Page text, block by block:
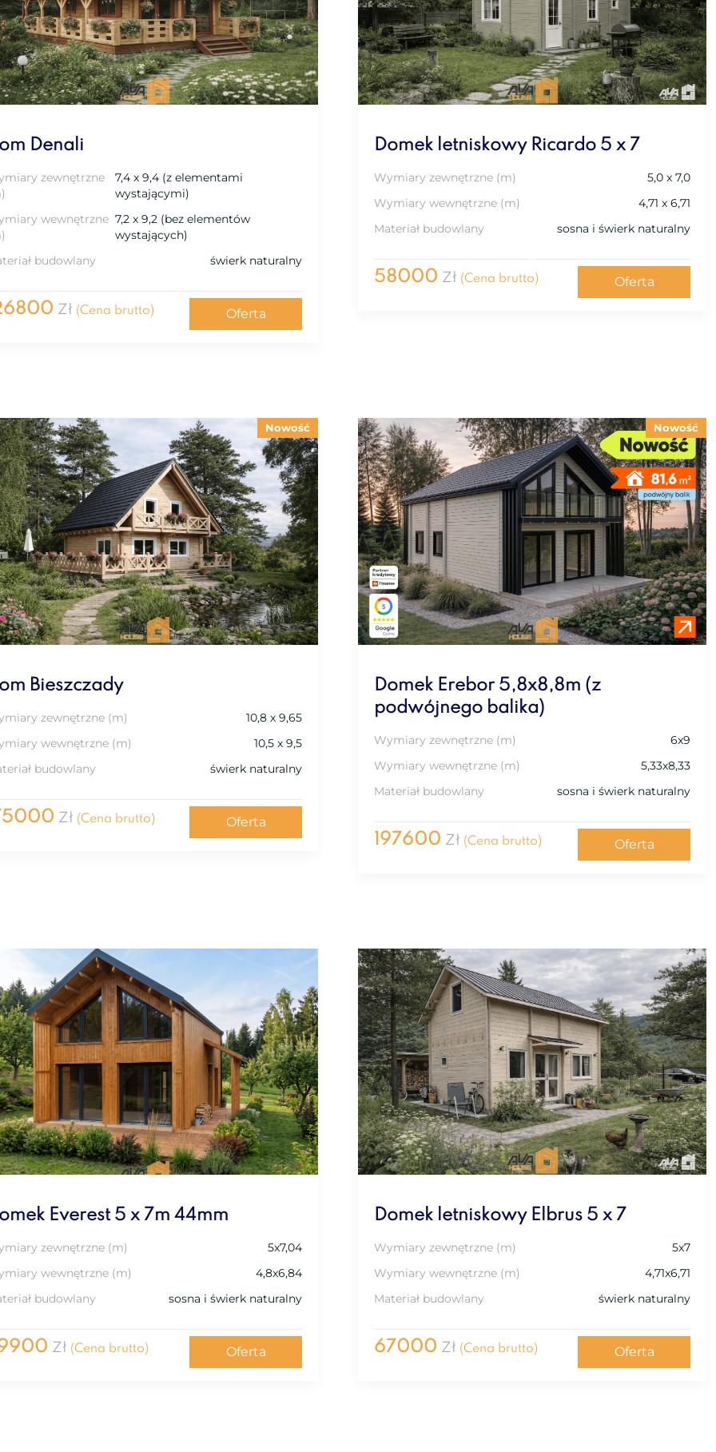
Denali
zewnętrzne
7,4 x 9,4 (z elementami
wystającymi)
wewnętrzne 7,2 x 9,2 (bez elementów
wystających)
budowlany
świerk naturalny
Zł (Cena brutto) Oferta
Domek letniskowy Ricardo 5 x 7
Wymiary zewnętrzne (m)
5,0 x 7,0
Wymiary wewnętrzne (m)
4,71 x 6,71
Materiał budowlany
sosna i świerk naturalny
58000 Zł (Cena brutto) Oferta
Nowość
Bieszczady
zewnętrzne (m)
10,8 x 9,65
wewnętrzne (m)
10,5 x 9,5
budowlany
świerk naturalny
Zł (Cena brutto) Oferta
Nowość
Domek Erebor 5,8x8,8m (z
podwójnego balika)
Wymiary zewnętrzne (m)
6x9
Wymiary wewnętrzne (m)
5,33x8,33
Materiał budowlany
sosna i świerk naturalny
197600 Zł (Cena brutto) Oferta
Everest 5 x 7m 44mm
zewnętrzne (m)
5x7,04
wewnętrzne (m)
4,8x6,84
budowlany
sosna i świerk naturalny
Zł (Cena brutto) Oferta
Domek letniskowy Elbrus 5 x 7
Wymiary zewnętrzne (m)
5x7
Wymiary wewnętrzne (m)
4,71x6,71
Materiał budowlany
świerk naturalny
67000 Zł (Cena brutto) Oferta